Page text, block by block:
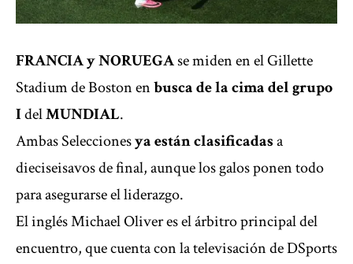
FRANCIAyNORUEGAse miden en el Gillette
Stadium de Boston enbusca de la cima del grupo
IdelMUNDIAL.
Ambas Seleccionesya están clasificadasa
dieciseisavos de final, aunque los galos ponen todo
para asegurarse el liderazgo.
El inglés Michael Oliver es el árbitro principal del
encuentro, que cuenta con la televisación de DSports